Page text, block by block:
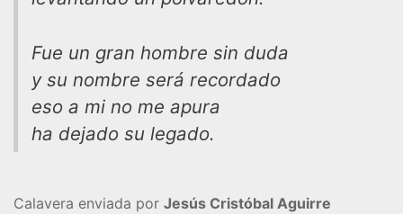
Fue un gran hombre sin duda
y su nombre será recordado
eso a mi no me apura
ha dejado su legado.
Calavera enviada por Jesús Cristóbal Aguirre